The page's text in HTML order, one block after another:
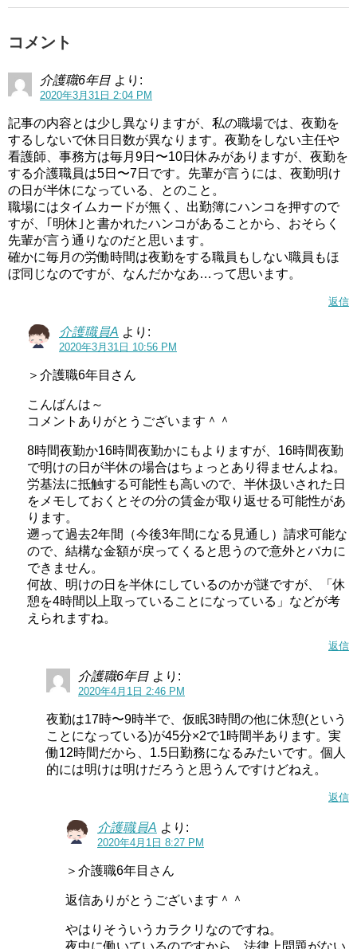
コメント
介護職6年目 より:
2020年3月31日 2:04 PM
記事の内容とは少し異なりますが、私の職場では、夜勤を
するしないで休日日数が異なります。夜勤をしない主任や
看護師、事務方は毎月9日〜10日休みがありますが、夜勤を
する介護職員は5日〜7日です。先輩が言うには、夜勤明け
の日が半休になっている、とのこと。
職場にはタイムカードが無く、出勤簿にハンコを押すので
すが、｢明休｣と書かれたハンコがあることから、おそらく
先輩が言う通りなのだと思います。
確かに毎月の労働時間は夜勤をする職員もしない職員もほ
ぼ同じなのですが、なんだかなあ…って思います。
返信
介護職員A より:
2020年3月31日 10:56 PM
＞介護職6年目さん
こんばんは～
コメントありがとうございます＾＾
8時間夜勤か16時間夜勤かにもよりますが、16時間夜勤
で明けの日が半休の場合はちょっとあり得ませんよね。
労基法に抵触する可能性も高いので、半休扱いされた日
をメモしておくとその分の賃金が取り返せる可能性があ
ります。
遡って過去2年間（今後3年間になる見通し）請求可能な
ので、結構な金額が戻ってくると思うので意外とバカに
できません。
何故、明けの日を半休にしているのかが謎ですが、「休
憩を4時間以上取っていることになっている」などが考
えられますね。
返信
介護職6年目 より:
2020年4月1日 2:46 PM
夜勤は17時〜9時半で、仮眠3時間の他に休憩(という
ことになっている)が45分×2で1時間半あります。実
働12時間だから、1.5日勤務になるみたいです。個人
的には明けは明けだろうと思うんですけどねえ。
返信
介護職員A より:
2020年4月1日 8:27 PM
＞介護職6年目さん
返信ありがとうございます＾＾
やはりそういうカラクリなのですね。
夜中に働いているのですから、法律上問題がない